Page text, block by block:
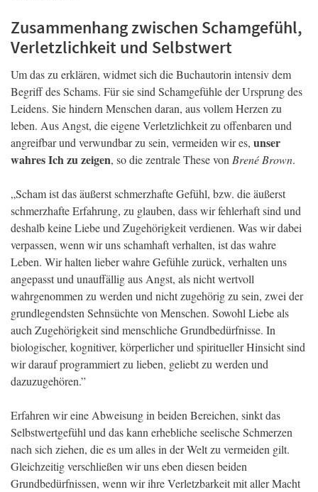
Zusammenhang zwischen Schamgefühl,
Verletzlichkeit und Selbstwert
Um das zu erklären, widmet sich die Buchautorin intensiv dem
Begriff des Schams. Für sie sind Schamgefühle der Ursprung des
Leidens. Sie hindern Menschen daran, aus vollem Herzen zu
leben. Aus Angst, die eigene Verletzlichkeit zu offenbaren und
angreifbar und verwundbar zu sein, vermeiden wir es, unser
wahres Ich zu zeigen, so die zentrale These von Brené Brown.
„Scham ist das äußerst schmerzhafte Gefühl, bzw. die äußerst
schmerzhafte Erfahrung, zu glauben, dass wir fehlerhaft sind und
deshalb keine Liebe und Zugehörigkeit verdienen. Was wir dabei
verpassen, wenn wir uns schamhaft verhalten, ist das wahre
Leben. Wir halten lieber wahre Gefühle zurück, verhalten uns
angepasst und unauffällig aus Angst, als nicht wertvoll
wahrgenommen zu werden und nicht zugehörig zu sein, zwei der
grundlegendsten Sehnsüchte von Menschen. Sowohl Liebe als
auch Zugehörigkeit sind menschliche Grundbedürfnisse. In
biologischer, kognitiver, körperlicher und spiritueller Hinsicht sind
wir darauf programmiert zu lieben, geliebt zu werden und
dazuzugehören.”
Erfahren wir eine Abweisung in beiden Bereichen, sinkt das
Selbstwertgefühl und das kann erhebliche seelische Schmerzen
nach sich ziehen, die es um alles in der Welt zu vermeiden gilt.
Gleichzeitig verschließen wir uns eben diesen beiden
Grundbedürfnissen, wenn wir ihre Verletzbarkeit mit aller Macht